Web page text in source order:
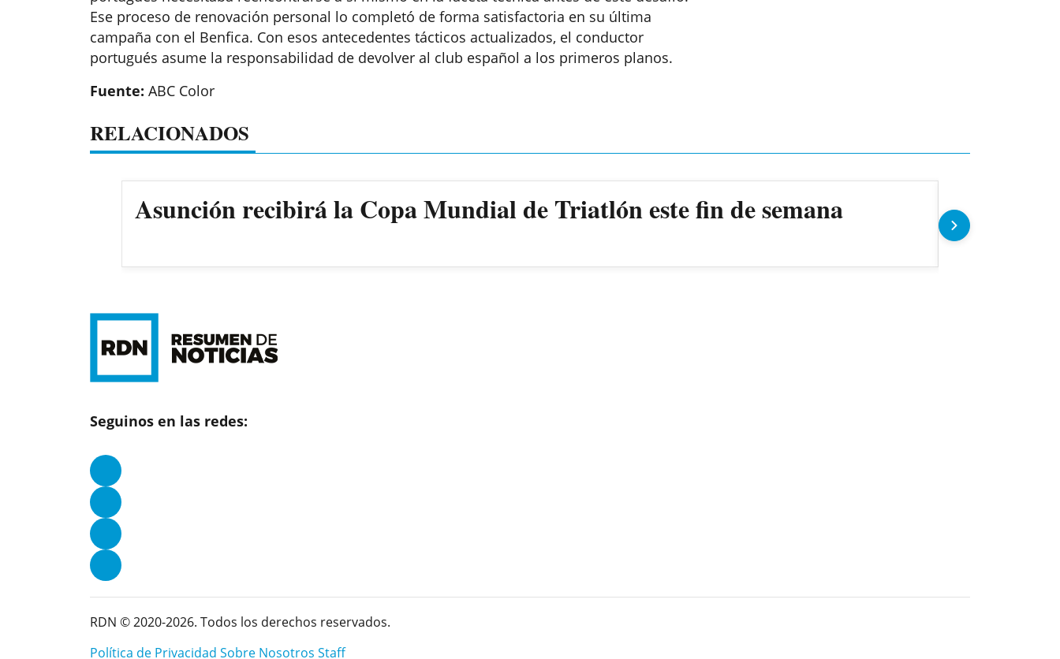
Ese proceso de renovación personal lo completó de forma satisfactoria en su última
campaña con el Benfica. Con esos antecedentes tácticos actualizados, el conductor
portugués asume la responsabilidad de devolver al club español a los primeros planos.
Fuente: ABC Color
RELACIONADOS
Asunción recibirá la Copa Mundial de Triatlón este fin de semana Cerro
Seguinos en las redes:
RDN © 2020-2026. Todos los derechos reservados.
Política de Privacidad Sobre Nosotros Staff